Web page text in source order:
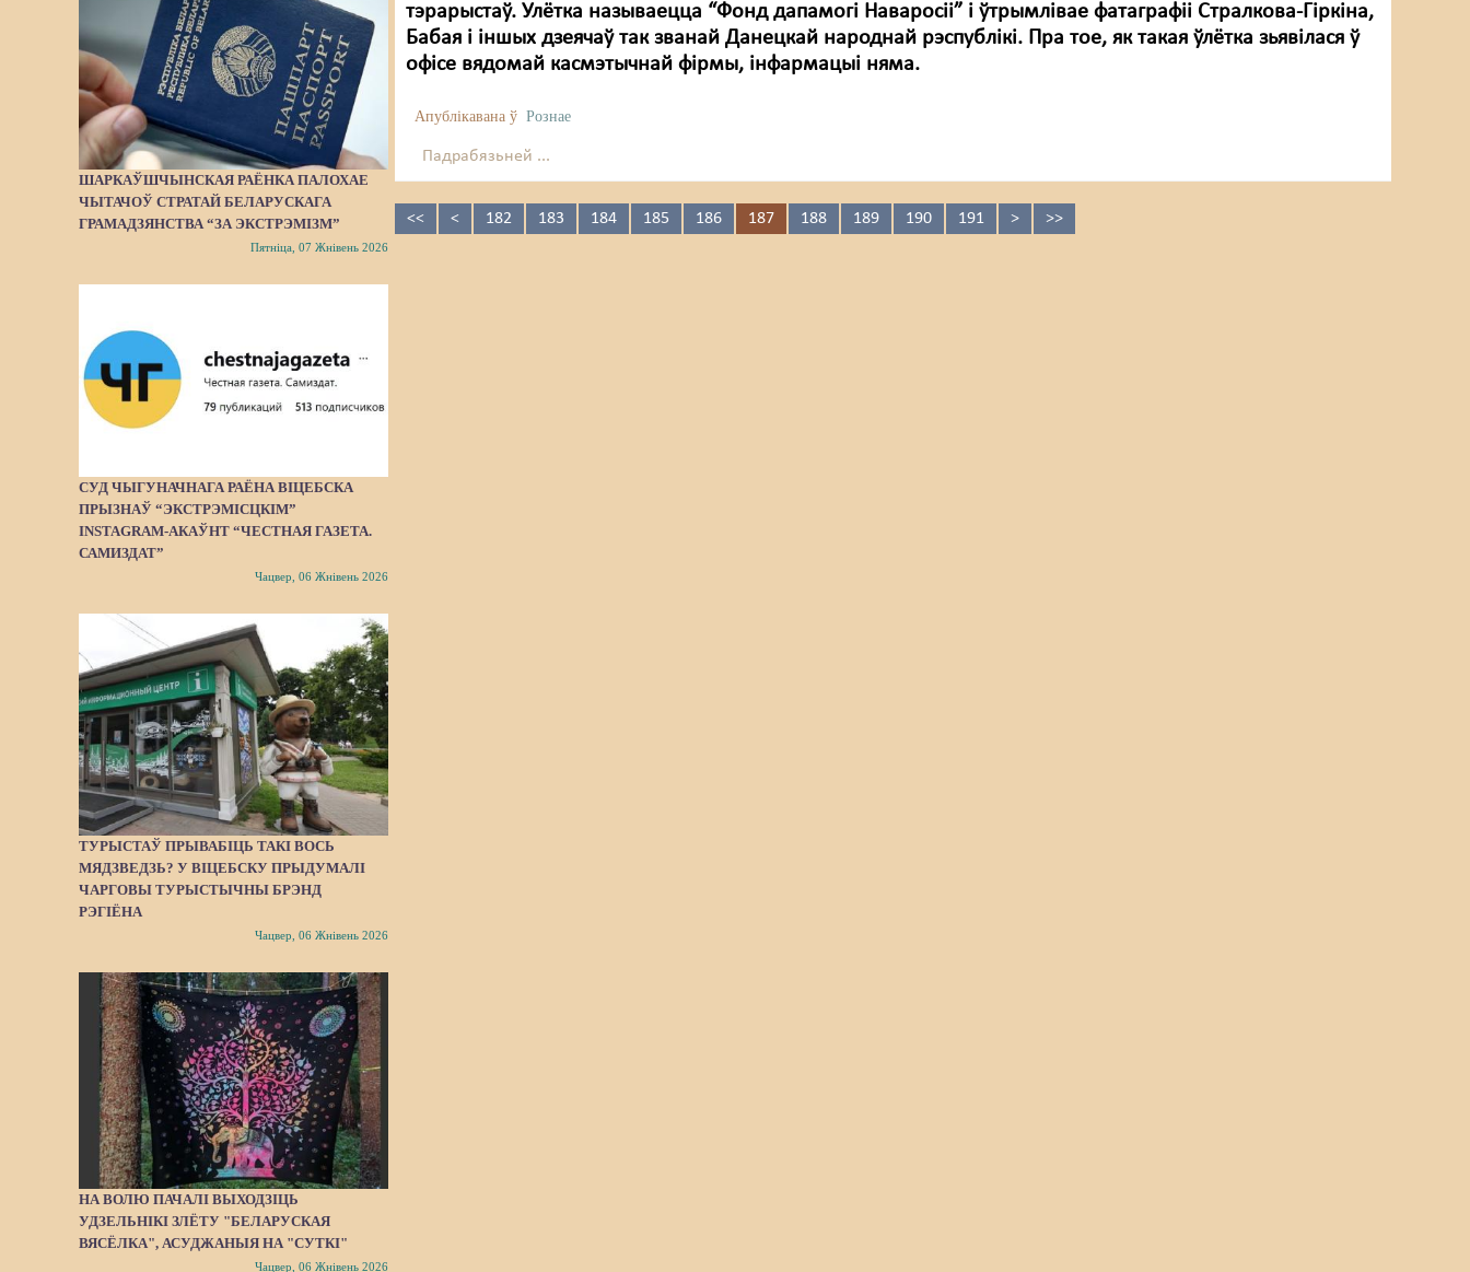
ШАРКАЎШЧЫНСКАЯ РАЁНКА ПАЛОХАЕ
ЧЫТАЧОЎ СТРАТАЙ БЕЛАРУСКАГА
ГРАМАДЗЯНСТВА “ЗА ЭКСТРЭМІЗМ”
Пятніца, 07 Жнівень 2026
СУД ЧЫГУНАЧНАГА РАЁНА ВІЦЕБСКА
ПРЫЗНАЎ “ЭКСТРЭМІСЦКІМ”
INSTAGRAM-АКАЎНТ “ЧЕСТНАЯ ГАЗЕТА.
САМИЗДАТ”
Чацвер, 06 Жнівень 2026
ТУРЫСТАЎ ПРЫВАБІЦЬ ТАКІ ВОСЬ
МЯДЗВЕДЗЬ? У ВІЦЕБСКУ ПРЫДУМАЛІ
ЧАРГОВЫ ТУРЫСТЫЧНЫ БРЭНД
РЭГІЁНА
Чацвер, 06 Жнівень 2026
НА ВОЛЮ ПАЧАЛІ ВЫХОДЗІЦЬ
УДЗЕЛЬНІКІ ЗЛЁТУ "БЕЛАРУСКАЯ
ВЯСЁЛКА", АСУДЖАНЫЯ НА "СУТКІ"
Чацвер, 06 Жнівень 2026
тэрарыстаў. Улётка называецца “Фонд дапамогі Наваросіі” і ўтрымлівае фатаграфіі Стралкова-Гіркіна,
Бабая і іншых дзеячаў так званай Данецкай народнай рэспублікі. Пра тое, як такая ўлётка зьявілася ў
офісе вядомай касмэтычнай фірмы, інфармацыі няма.
Апублікавана ў Рознае
Падрабязьней ...
<< < 182 183 184 185 186 187 188 189 190 191 > >>